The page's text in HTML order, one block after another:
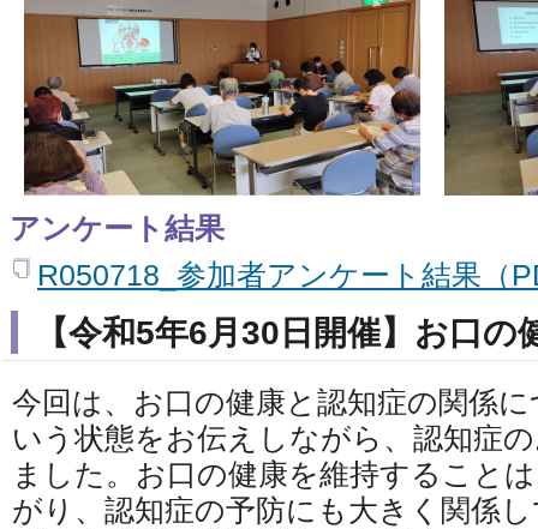
アンケート結果
R050718_参加者アンケート結果（
【令和5年6月30日開催】お口
今回は、お口の健康と認知症の関係
いう状態をお伝えしながら、認知症
ました。お口の健康を維持すること
がり、認知症の予防にも大きく関係